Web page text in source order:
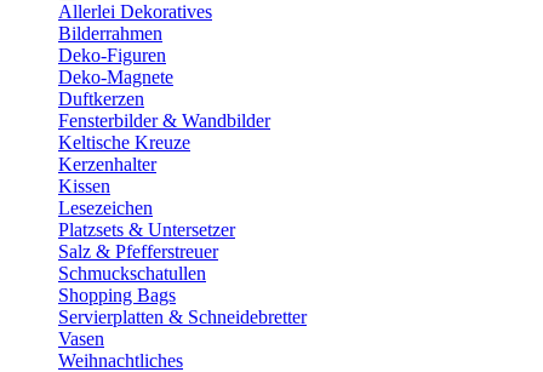
Allerlei Dekoratives
Bilderrahmen
Deko-Figuren
Deko-Magnete
Duftkerzen
Fensterbilder & Wandbilder
Keltische Kreuze
Kerzenhalter
Kissen
Lesezeichen
Platzsets & Untersetzer
Salz & Pfefferstreuer
Schmuckschatullen
Shopping Bags
Servierplatten & Schneidebretter
Vasen
Weihnachtliches